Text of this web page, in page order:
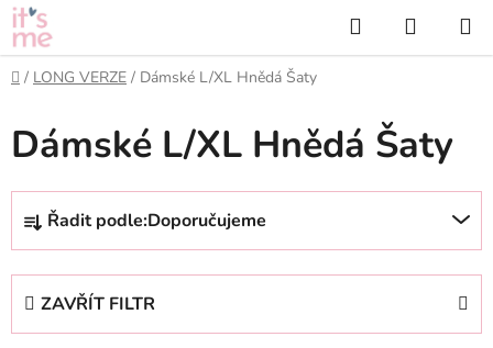
Přejít
na
obsah
Hledat
KOŠÍK
Domů
/ LONG VERZE / Dámské L/XL Hnědá Šaty
Dámské L/XL Hnědá Šaty
Ř
z
Řadit podle:Doporučujeme
ZAVŘÍT FILTR